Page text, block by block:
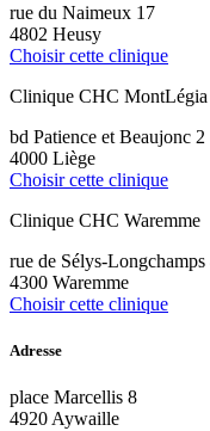
rue du Naimeux 17
4802 Heusy
Choisir cette clinique
Clinique CHC MontLégia
bd Patience et Beaujonc 2
4000 Liège
Choisir cette clinique
Clinique CHC Waremme
rue de Sélys-Longchamps
4300 Waremme
Choisir cette clinique
Adresse
place Marcellis 8
4920 Aywaille